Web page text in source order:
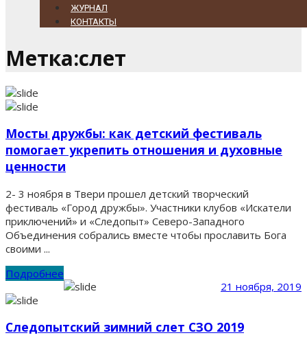
ЖУРНАЛ
КОНТАКТЫ
Метка:слет
Мосты дружбы: как детский фестиваль
помогает укрепить отношения и духовные
ценности
2- 3 ноября в Твери прошел детский творческий
фестиваль «Город дружбы». Участники клубов «Искатели
приключений» и «Следопыт» Северо-Западного
Объединения собрались вместе чтобы прославить Бога
своими ...
Подробнее
21 ноября, 2019
Следопытский зимний слет СЗО 2019